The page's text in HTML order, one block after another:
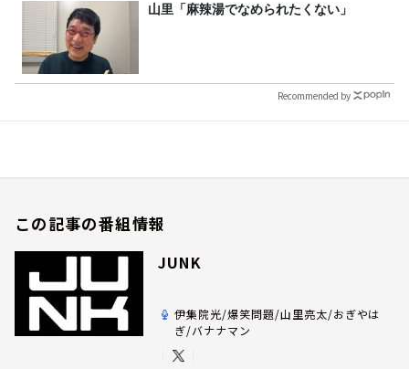
山里「麻辣湯でなめられたくない」
Recommended by
この記事の番組情報
JUNK
伊集院光/爆笑問題/山里亮太/おぎやは
ぎ/バナナマン